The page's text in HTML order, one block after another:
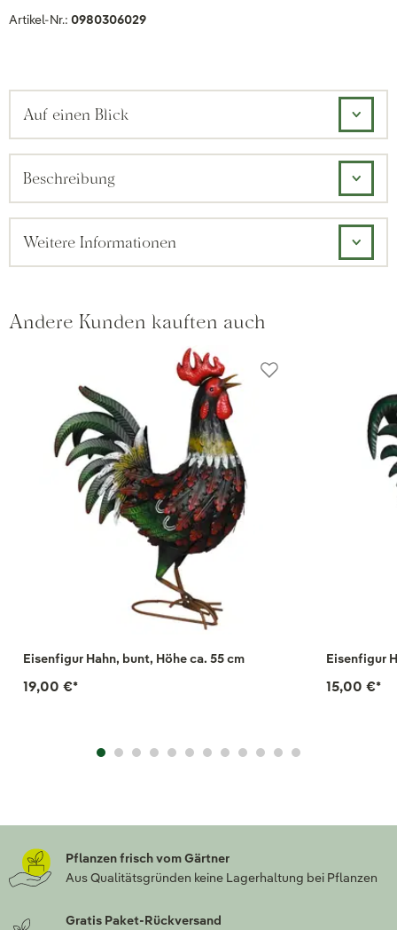
Artikel-Nr.: 0980306029
Auf einen Blick
Beschreibung
Weitere Informationen
Andere Kunden kauften auch
Eisenfigur Hahn, bunt, Höhe ca. 55 cm
19,00 €*
Eisenfigur
15,00 €*
Pflanzen frisch vom Gärtner
Aus Qualitätsgründen keine Lagerhaltung bei Pflanzen
Gratis Paket-Rückversand